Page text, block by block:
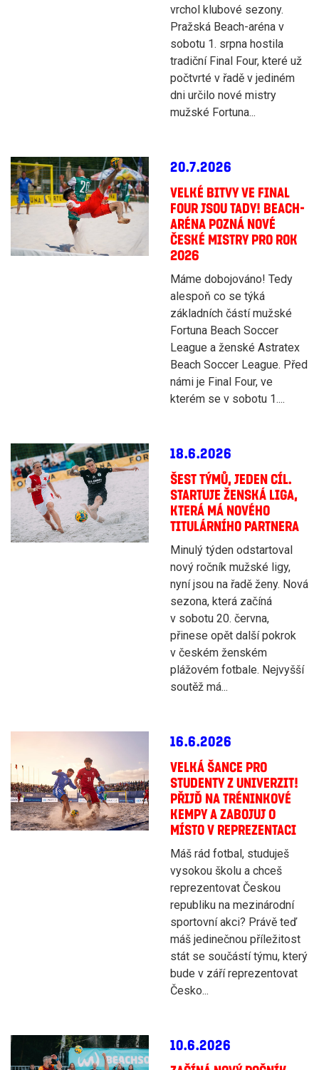
vrchol klubové sezony.
Pražská Beach-aréna v
sobotu 1. srpna hostila
tradiční Final Four, které už
počtvrté v řadě v jediném
dni určilo nové mistry
mužské Fortuna...
20.7.2026
VELKÉ BITVY VE FINAL
FOUR JSOU TADY! BEACH-
ARÉNA POZNÁ NOVÉ
ČESKÉ MISTRY PRO ROK
2026
Máme dobojováno! Tedy
alespoň co se týká
základních částí mužské
Fortuna Beach Soccer
League a ženské Astratex
Beach Soccer League. Před
námi je Final Four, ve
kterém se v sobotu 1....
18.6.2026
ŠEST TÝMŮ, JEDEN CÍL.
STARTUJE ŽENSKÁ LIGA,
KTERÁ MÁ NOVÉHO
TITULÁRNÍHO PARTNERA
Minulý týden odstartoval
nový ročník mužské ligy,
nyní jsou na řadě ženy. Nová
sezona, která začíná
v sobotu 20. června,
přinese opět další pokrok
v českém ženském
plážovém fotbale. Nejvyšší
soutěž má...
16.6.2026
VELKÁ ŠANCE PRO
STUDENTY Z UNIVERZIT!
PŘIJĎ NA TRÉNINKOVÉ
KEMPY A ZABOJUJ O
MÍSTO V REPREZENTACI
Máš rád fotbal, studuješ
vysokou školu a chceš
reprezentovat Českou
republiku na mezinárodní
sportovní akci? Právě teď
máš jedinečnou příležitost
stát se součástí týmu, který
bude v září reprezentovat
Česko...
10.6.2026